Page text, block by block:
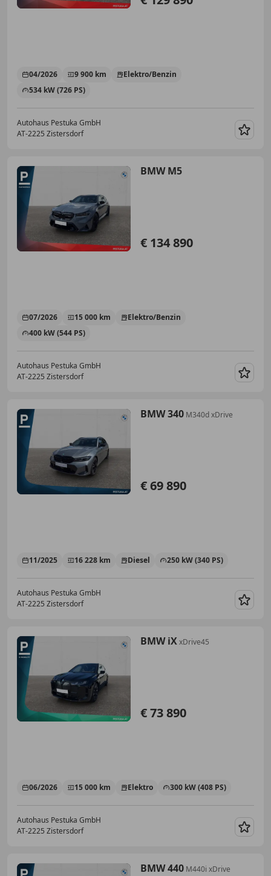
04/2026 9 900 km
Elektro/Benzin
534 kW (726 PS)
Autohaus Pestuka GmbH
AT-2225 Zistersdorf
BMW M5
€ 134 890
07/2026 15 000 km
Elektro/Benzin
400 kW (544 PS)
Autohaus Pestuka GmbH
AT-2225 Zistersdorf
BMW 340 M340d xDrive
€ 69 890
11/2025 16 228 km Diesel 250 kW (340 PS)
Autohaus Pestuka GmbH
AT-2225 Zistersdorf
BMW iXxDrive45
€ 73 890
06/2026 15 000 km Elektro 300 kW (408 PS)
Autohaus Pestuka GmbH
AT-2225 Zistersdorf
BMW 440 M440i xDrive